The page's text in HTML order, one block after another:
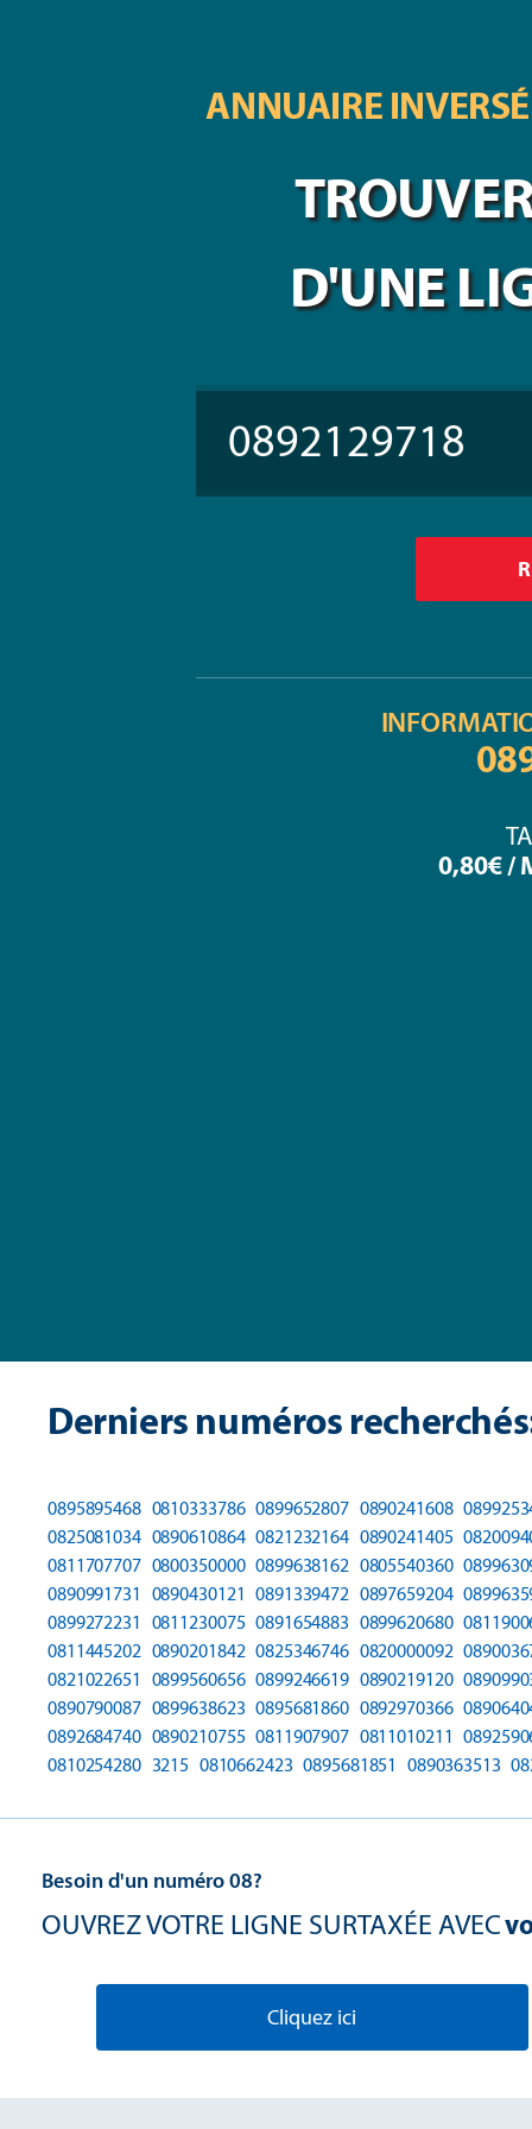
ANNUAIRE
D'UNE
0,80€ /
Derniers numéros
0895895468 0810333786 0899652807 0890241608
0825081034 0890610864 0821232164 0890241405
0811707707 0800350000 0899638162 0805540360
0890991731 0890430121 0891339472 0897659204
0899272231 0811230075 0891654883 0899620680
0811445202 0890201842 0825346746 0820000092
0821022651 0899560656 0899246619 0890219120
0890790087 0899638623 0895681860 0892970366
0892684740 0890210755 0811907907 0811010211
0810254280 3215 0810662423 0895681851 0890363513
Besoin d'un numéro 08?
OUVREZ VOTRE LIGNE SURTAXÉE AVEC
Cliquez ici